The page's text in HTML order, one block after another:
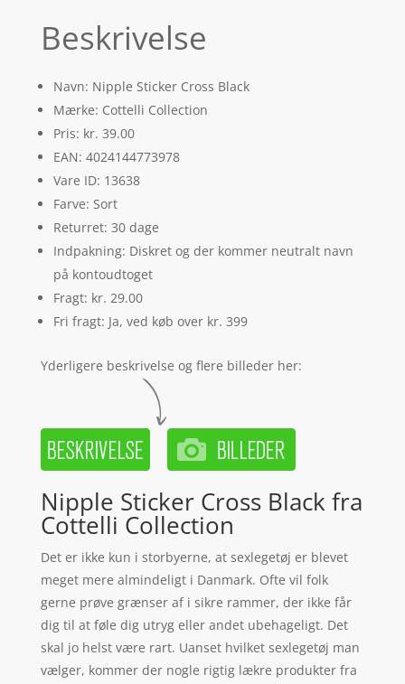
Beskrivelse
Navn: Nipple Sticker Cross Black
Mærke: Cottelli Collection
Pris: kr. 39.00
EAN: 4024144773978
Vare ID: 13638
Farve: Sort
Returret: 30 dage
Indpakning: Diskret og der kommer neutralt navn
på kontoudtoget
Fragt: kr. 29.00
Fri fragt: Ja, ved køb over kr. 399
Yderligere beskrivelse og flere billeder her:
Nipple Sticker Cross Black fra
Cottelli Collection
Det er ikke kun i storbyerne, at sexlegetøj er blevet
meget mere almindeligt i Danmark. Ofte vil folk
gerne prøve grænser af i sikre rammer, der ikke får
dig til at føle dig utryg eller andet ubehageligt. Det
skal jo helst være rart. Uanset hvilket sexlegetøj man
vælger, kommer der nogle rigtig lækre produkter fra